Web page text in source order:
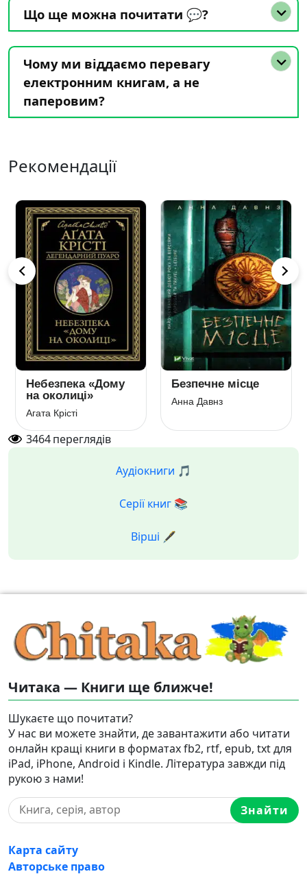
Що ще можна почитати 💬?
Чому ми віддаємо перевагу
електронним книгам, а не
паперовим?
Рекомендації
Небезпека «Дому
на околиці»
Агата Крісті
Безпечне місце
Анна Давнз
3464переглядів
Аудіокниги 🎵
Серії книг 📚
Вірші 🖋️
Читака — Книги ще ближче!
Шукаєте що почитати?
У нас ви можете знайти, де завантажити або читати
онлайн кращі книги в форматах fb2, rtf, epub, txt для
iPad, iPhone, Android і Kindle. Література завжди під
рукою з нами!
Знайти
Карта сайту
Авторське право